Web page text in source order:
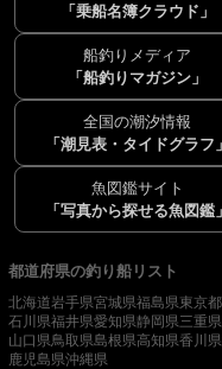
「乗船名簿クラウド」
船釣りメディア
「船釣りマガジン」
全国の潮汐情報
「潮見表・タイドグラフ」
魚図鑑サイト
「写真から探せる魚図鑑」
都道府県の釣り船リスト
北海道岩手県宮城県福島県東京都
石川県福井県愛知県静岡県三重県
山口県鳥取県島根県高知県香川県
鹿児島県沖縄県